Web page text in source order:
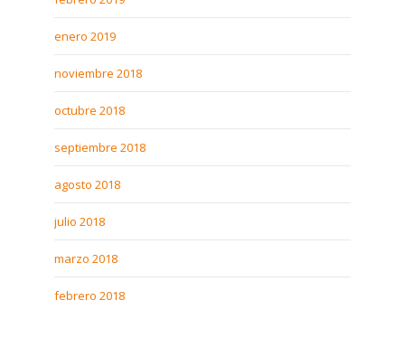
enero 2019
noviembre 2018
octubre 2018
septiembre 2018
agosto 2018
julio 2018
marzo 2018
febrero 2018